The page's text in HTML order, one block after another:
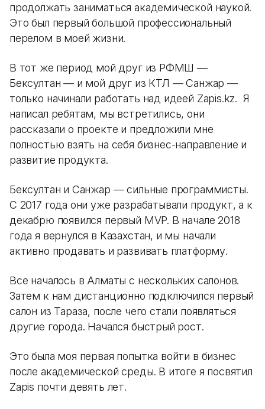
продолжать заниматься академической наукой.
Это был первый большой профессиональный
перелом в моей жизни.
В тот же период мой друг из РФМШ —
Бексултан — и мой друг из КТЛ — Санжар —
только начинали работать над идеей Zapis.kz. Я
написал ребятам, мы встретились, они
рассказали о проекте и предложили мне
полностью взять на себя бизнес-направление и
развитие продукта.
Бексултан и Санжар — сильные программисты.
С 2017 года они уже разрабатывали продукт, а к
декабрю появился первый MVP. В начале 2018
года я вернулся в Казахстан, и мы начали
активно продавать и развивать платформу.
Все началось в Алматы с нескольких салонов.
Затем к нам дистанционно подключился первый
салон из Тараза, после чего стали появляться
другие города. Начался быстрый рост.
Это была моя первая попытка войти в бизнес
после академической среды. В итоге я посвятил
Zapis почти девять лет.